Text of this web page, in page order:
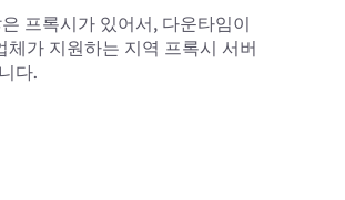
프록시가 있어서, 다운타임이
가 지원하는 지역 프록시 서버
다.